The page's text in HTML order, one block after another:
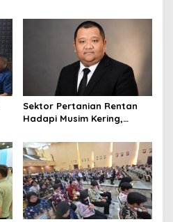
Sektor Pertanian Rentan
Hadapi Musim Kering,
Jadi Solusi